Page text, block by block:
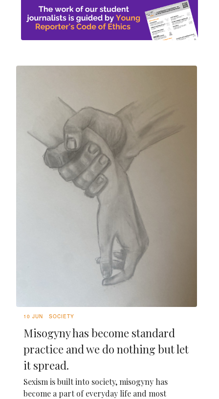
10 JUN SOCIETY
Misogyny has become standard
practice and we do nothing but let
it spread.
Sexism is built into society, misogyny has
become a part of everyday life and most